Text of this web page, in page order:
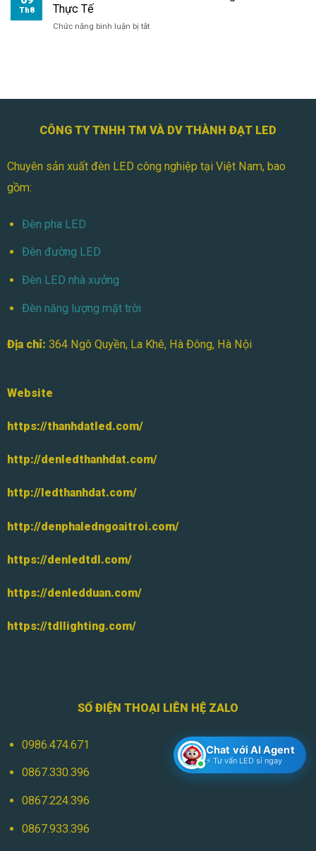
Th8
Thực Tế
Chức năng bình luận bị tắtở
Tốt
Đánh
Tế
CÔNG TY TNHH TM VÀ DV THÀNH ĐẠT LED
Chuyên sản xuất đèn LED công nghiệp tại Việt Nam, bao
gồm:
Đèn pha LED
Đèn đường LED
Đèn LED nhà xưởng
Đèn năng lượng mặt trời
Địa chỉ: 364 Ngô Quyền, La Khê, Hà Đông, Hà Nội
Website
https://thanhdatled.com/
http://denledthanhdat.com/
http://ledthanhdat.com/
http://denphaledngoaitroi.com/
https://denledtdl.com/
https://denledduan.com/
https://tdllighting.com/
SỐ ĐIỆN THOẠI LIÊN HỆ ZALO
0986.474.671
0867.330.396
0867.224.396
0867.933.396
Chat với AI Agent
⚡ Tư vấn LED sỉ ngay